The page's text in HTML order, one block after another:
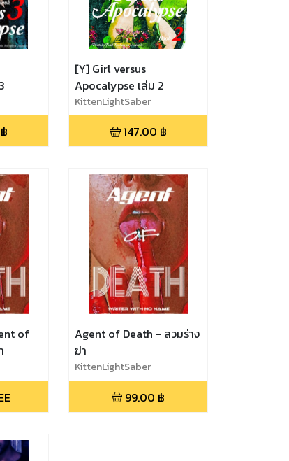
฿
[Y] Girl versus
Apocalypse เล่ม 2
KittenLightSaber
147.00 ฿
of
Agent of Death - สวมร่าง
ฆ่า
KittenLightSaber
99.00 ฿